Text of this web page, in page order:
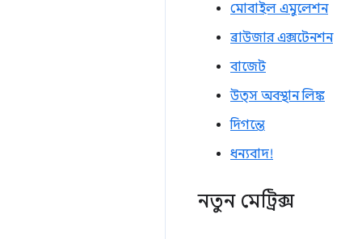
মোবাইল এমুলেশন
ব্রাউজার এক্সটেনশন
বাজেট
উত্স অবস্থান লিঙ্ক
দিগন্তে
ধন্যবাদ!
নতুন মেট্রিক্স